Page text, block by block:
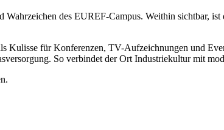
des EUREF-Campus. Weithin sichtbar,
Kulisse für Konferenzen, TV-Aufzeichnungen und
So verbindet der Ort Industriekultur mit